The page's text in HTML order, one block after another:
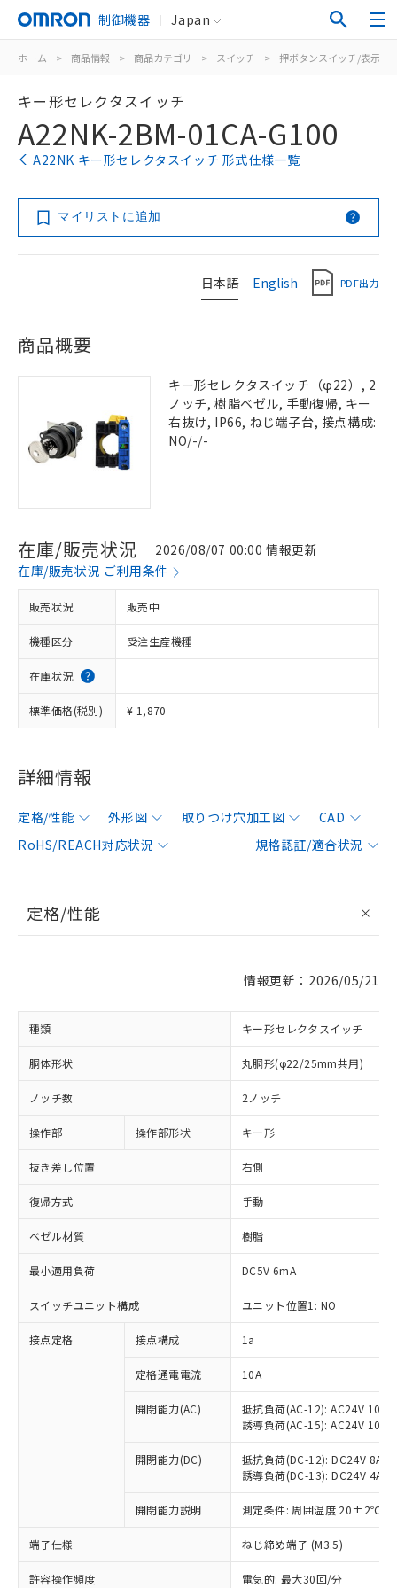
制御機器 Japan
ホーム > 商品情報 > 商品カテゴリ > スイッチ > 押ボタンスイッチ/表示灯
キー形セレクタスイッチ
A22NK-2BM-01CA-G100
A22NK キー形セレクタスイッチ 形式仕様一覧
マイリストに追加
日本語 English PDF出力
商品概要
キー形セレクタスイッチ（φ22）, 2
ノッチ, 樹脂ベゼル, 手動復帰, キー
右抜け, IP66, ねじ端子台, 接点構成:
NO/-/-
在庫/販売状況
2026/08/07 00:00 情報更新
在庫/販売状況 ご利用条件
販売状況 販売中
機種区分 受注生産機種
在庫状況
標準価格(税別) ¥ 1,870
詳細情報
定格/性能 外形図 取りつけ穴加工図
CAD
RoHS/REACH対応状況
規格認証/適合状況
定格/性能
情報更新：2026/05/21
種類 キー形セレクタスイッチ
胴体形状 丸胴形(φ22/25mm共用)
ノッチ数 2ノッチ
操作部 操作部形状 キー形
抜き差し位置 右側
復帰方式 手動
ベゼル材質 樹脂
最小適用負荷 DC5V 6mA
スイッチユニット構成 ユニット位置1: NO
接点定格 接点構成 1a
定格通電電流 10A
開閉能力(AC)
抵抗負荷(AC-12): AC24V 10A/
誘導負荷(AC-15): AC24V
開閉能力(DC)
抵抗負荷(DC-12): DC24V 8A/
誘導負荷(DC-13): DC24V 4A/
開閉能力説明 測定条件: 周囲温度 20±2℃、
端子仕様 ねじ締め端子 (M3.5)
許容操作頻度
電気的: 最大30回/分
ご利用条件
※1 対応状況
対応済み：EU RoHS指令（10物質）の
非含有に対応した製品が提供可能な商品で
有に対応した製品に切り替える予定のある
商品です。
対応予定なし：EU RoHS指令（10物質）の
非含有に非対応の商品で、対応品を出す予